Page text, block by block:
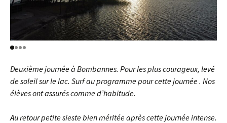
Deuxième journée à Bombannes. Pour les plus courageux, levé
de soleil sur le lac. Surf au programme pour cette journée . Nos
élèves ont assurés comme d’habitude.
Au retour petite sieste bien méritée après cette journée intense.